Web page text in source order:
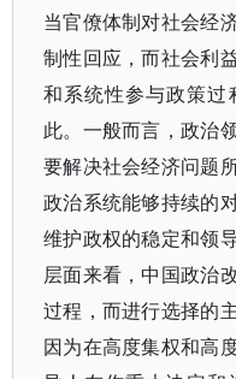
当官僚体制对社会经
制性回应，而社会利
和系统性参与政策过
此。一般而言，政治
要解决社会经济问题
政治系统能够持续的
维护政权的稳定和领
层面来看，中国政治
过程，而进行选择的
因为在高度集权和高